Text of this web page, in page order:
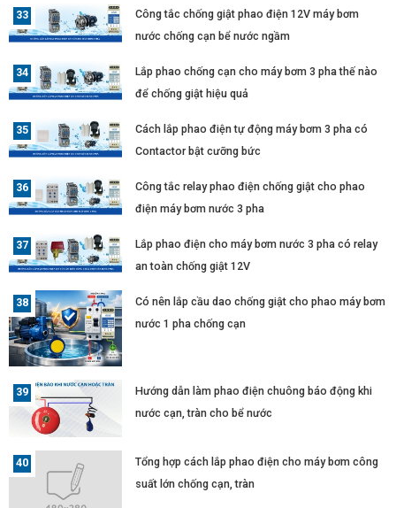
Công tắc chống giật phao điện 12V máy bơm
nước chống cạn bể nước ngầm
Lắp phao chống cạn cho máy bơm 3 pha thế nào
để chống giật hiệu quả
Cách lắp phao điện tự động máy bơm 3 pha có
Contactor bật cưỡng bức
Công tắc relay phao điện chống giật cho phao
điện máy bơm nước 3 pha
Lắp phao điện cho máy bơm nước 3 pha có relay
an toàn chống giật 12V
Có nên lắp cầu dao chống giật cho phao máy bơm
nước 1 pha chống cạn
Hướng dẫn làm phao điện chuông báo động khi
nước cạn, tràn cho bể nước
Tổng hợp cách lắp phao điện cho máy bơm công
suất lớn chống cạn, tràn